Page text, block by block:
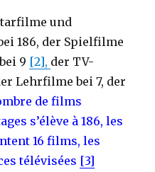
und
186, der Spielfilme
9 [2], der TV-
Lehrfilme bei 7, der
de films
s’élève à 186, les
16 films, les
télévisées [3]